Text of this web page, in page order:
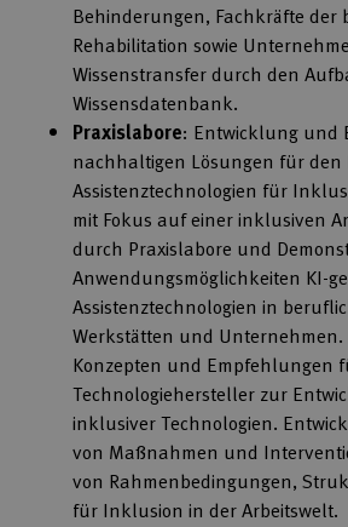
Behinderungen, Fachkräfte der
Rehabilitation sowie
Wissenstransfer durch den
Wissensdatenbank.
Praxislabore: Entwicklung und
nachhaltigen Lösungen für den
Assistenztechnologien für
mit Fokus auf einer inklusiven
durch Praxislabore und
Anwendungsmöglichkeiten KI-
Assistenztechnologien in
Werkstätten und
Konzepten und Empfehlungen
Technologiehersteller zur
inklusiver Technologien.
von Maßnahmen und
von Rahmenbedingungen,
für Inklusion in der Arbeitswelt.